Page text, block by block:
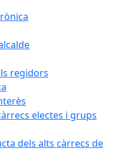
regidors
electes i grups
dels alts càrrecs de